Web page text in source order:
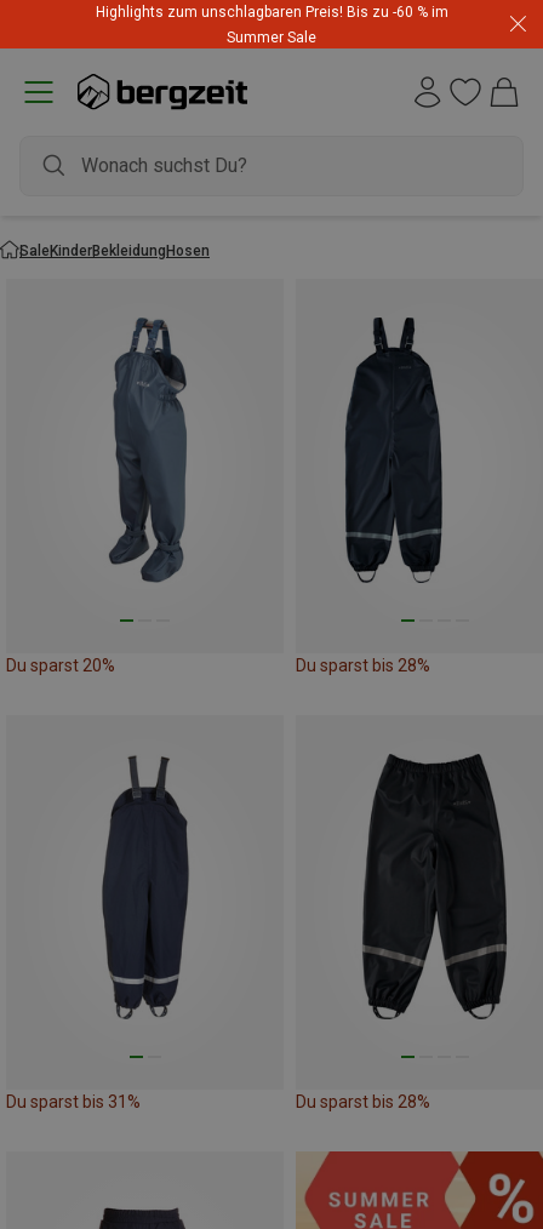
Highlights zum unschlagbaren Preis! Bis zu -60 % im
Summer Sale
SaleKinderBekleidungHosen
Du sparst 20% Du sparst bis 28%
Du sparst bis 31% Du sparst bis 28%